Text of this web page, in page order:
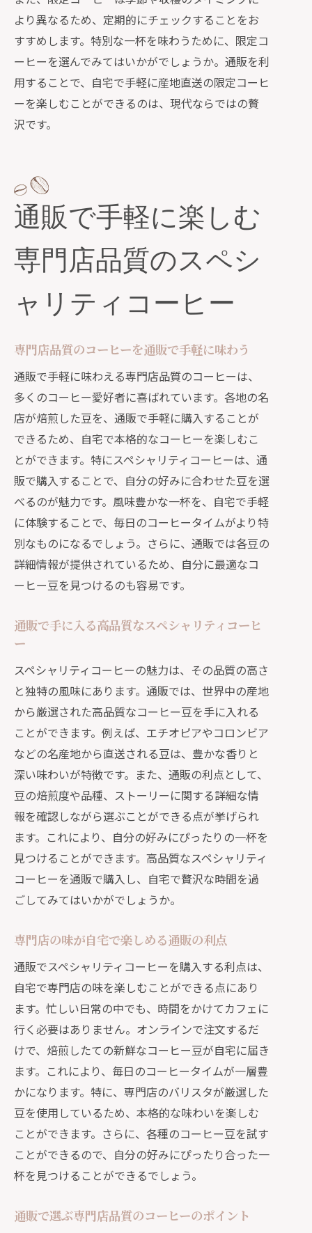
より異なるため、定期的にチェックすることをお
すすめします。特別な一杯を味わうために、限定コ
ーヒーを選んでみてはいかがでしょうか。通販を利
用することで、自宅で手軽に産地直送の限定コーヒ
ーを楽しむことができるのは、現代ならではの贅
沢です。
通販で手軽に楽しむ
専門店品質のスペシ
ャリティコーヒー
専門店品質のコーヒーを通販で手軽に味わう
通販で手軽に味わえる専門店品質のコーヒーは、
多くのコーヒー愛好者に喜ばれています。各地の名
店が焙煎した豆を、通販で手軽に購入することが
できるため、自宅で本格的なコーヒーを楽しむこ
とができます。特にスペシャリティコーヒーは、通
販で購入することで、自分の好みに合わせた豆を選
べるのが魅力です。風味豊かな一杯を、自宅で手軽
に体験することで、毎日のコーヒータイムがより特
別なものになるでしょう。さらに、通販では各豆の
詳細情報が提供されているため、自分に最適なコ
ーヒー豆を見つけるのも容易です。
通販で手に入る高品質なスペシャリティコーヒ
ー
スペシャリティコーヒーの魅力は、その品質の高さ
と独特の風味にあります。通販では、世界中の産地
から厳選された高品質なコーヒー豆を手に入れる
ことができます。例えば、エチオピアやコロンビア
などの名産地から直送される豆は、豊かな香りと
深い味わいが特徴です。また、通販の利点として、
豆の焙煎度や品種、ストーリーに関する詳細な情
報を確認しながら選ぶことができる点が挙げられ
ます。これにより、自分の好みにぴったりの一杯を
見つけることができます。高品質なスペシャリティ
コーヒーを通販で購入し、自宅で贅沢な時間を過
ごしてみてはいかがでしょうか。
専門店の味が自宅で楽しめる通販の利点
通販でスペシャリティコーヒーを購入する利点は、
自宅で専門店の味を楽しむことができる点にあり
ます。忙しい日常の中でも、時間をかけてカフェに
行く必要はありません。オンラインで注文するだ
けで、焙煎したての新鮮なコーヒー豆が自宅に届き
ます。これにより、毎日のコーヒータイムが一層豊
かになります。特に、専門店のバリスタが厳選した
豆を使用しているため、本格的な味わいを楽しむ
ことができます。さらに、各種のコーヒー豆を試す
ことができるので、自分の好みにぴったり合った一
杯を見つけることができるでしょう。
通販で選ぶ専門店品質のコーヒーのポイント